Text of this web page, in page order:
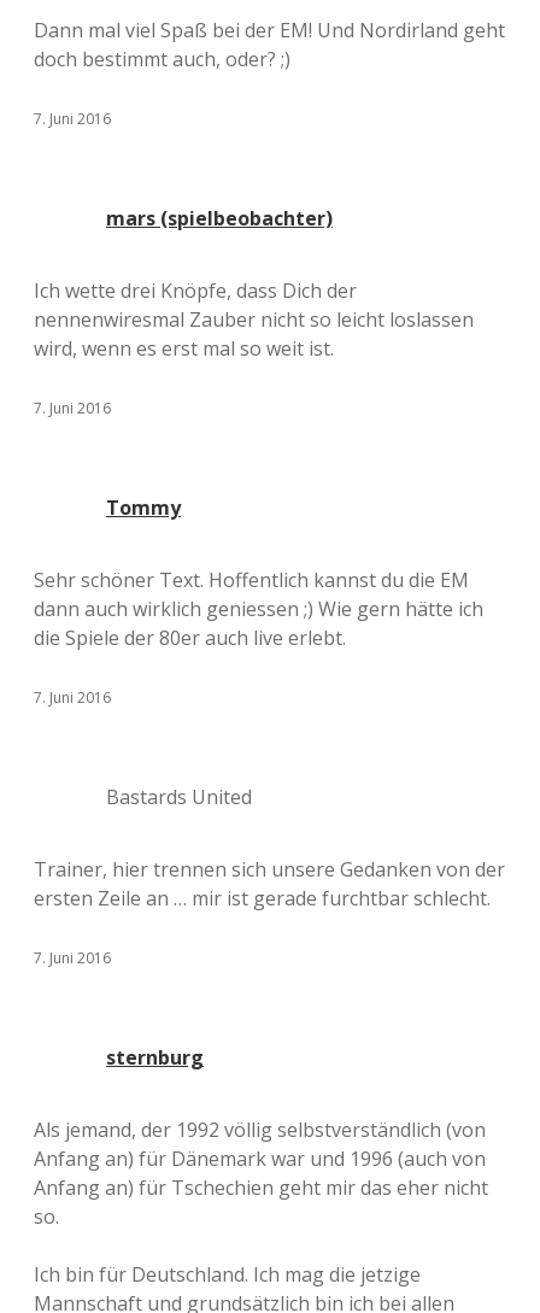
Dann mal viel Spaß bei der EM! Und Nordirland geht
doch bestimmt auch, oder? ;)
7. Juni 2016
mars (spielbeobachter)
Ich wette drei Knöpfe, dass Dich der
nennenwiresmal Zauber nicht so leicht loslassen
wird, wenn es erst mal so weit ist.
7. Juni 2016
Tommy
Sehr schöner Text. Hoffentlich kannst du die EM
dann auch wirklich geniessen ;) Wie gern hätte ich
die Spiele der 80er auch live erlebt.
7. Juni 2016
Bastards United
Trainer, hier trennen sich unsere Gedanken von der
ersten Zeile an … mir ist gerade furchtbar schlecht.
7. Juni 2016
sternburg
Als jemand, der 1992 völlig selbstverständlich (von
Anfang an) für Dänemark war und 1996 (auch von
Anfang an) für Tschechien geht mir das eher nicht
so.
Ich bin für Deutschland. Ich mag die jetzige
Mannschaft und grundsätzlich bin ich bei allen